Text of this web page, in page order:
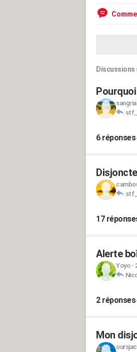
6 réponses
17
Alerte
Yoyo-
2 réponses
Mon